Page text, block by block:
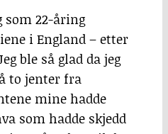
som 22-åring
i England – etter
ble så glad da jeg
to jenter fra
mine hadde
som hadde skjedd